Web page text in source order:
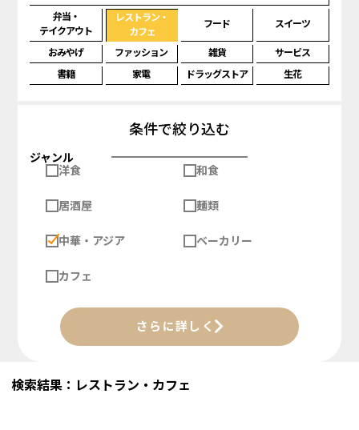
弁当・
テイクアウト
レストラン・
カフェ
フード スイーツ
おみやげ ファッション 雑貨
サービス
書籍
家電 ドラッグストア 生花
条件で絞り込む
ジャンル
洋食
和食
居酒屋 麺類
中華・アジア ベーカリー
カフェ
さらに詳しく
検索結果：レストラン・カフェ